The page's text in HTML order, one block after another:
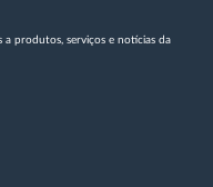
a produtos, serviços e notícias da